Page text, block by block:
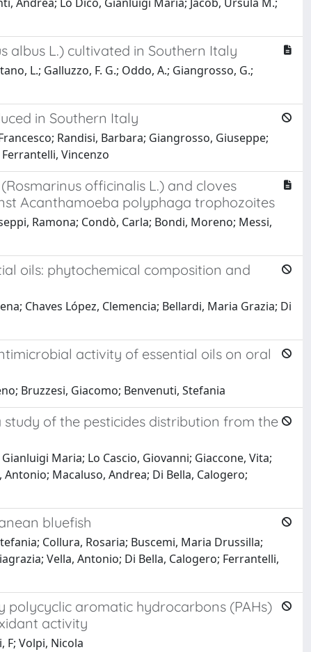
albus L.) cultivated in Southern Italy
L.; Galluzzo, F. G.; Oddo, A.; Giangrosso, G.;
in Southern Italy
Randisi, Barbara; Giangrosso, Giuseppe;
Vincenzo
officinalis L.) and cloves
Acanthamoeba polyphaga trophozoites
Ramona; Condò, Carla; Bondi, Moreno; Messi,
oils: phytochemical composition and
Chaves López, Clemencia; Bellardi, Maria Grazia; Di
activity of essential oils on oral
Bruzzesi, Giacomo; Benvenuti, Stefania
study of the pesticides distribution from the
Maria; Lo Cascio, Giovanni; Giaccone, Vita;
Macaluso, Andrea; Di Bella, Calogero;
bluefish
Collura, Rosaria; Buscemi, Maria Drussilla;
Vella, Antonio; Di Bella, Calogero; Ferrantelli,
aromatic hydrocarbons (PAHs)
activity
F; Volpi, Nicola